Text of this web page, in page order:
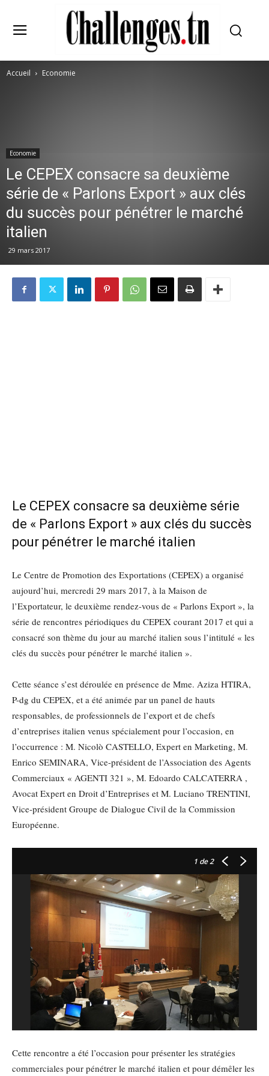
Accueil Economie
Economie
Le CEPEX consacre sa deuxième
série de « Parlons Export » aux clés
du succès pour pénétrer le marché
italien
29 mars 2017
Le CEPEX consacre sa deuxième série
de « Parlons Export » aux clés du succès
pour pénétrer le marché italien
Le Centre de Promotion des Exportations (CEPEX) a organisé
aujourd’hui, mercredi 29 mars 2017, à la Maison de
l’Exportateur, le deuxième rendez-vous de « Parlons Export », la
série de rencontres périodiques du CEPEX courant 2017 et qui a
consacré son thème du jour au marché italien sous l’intitulé « les
clés du succès pour pénétrer le marché italien ».
Cette séance s’est déroulée en présence de Mme. Aziza HTIRA,
P-dg du CEPEX, et a été animée par un panel de hauts
responsables, de professionnels de l’export et de chefs
d’entreprises italien venus spécialement pour l’occasion, en
l’occurrence : M. Nicolò CASTELLO, Expert en Marketing, M.
Enrico SEMINARA, Vice-président de l’Association des Agents
Commerciaux « AGENTI 321 », M. Edoardo CALCATERRA ,
Avocat Expert en Droit d’Entreprises et M. Luciano TRENTINI,
Vice-président Groupe de Dialogue Civil de la Commission
Européenne.
1 de 2
Cette rencontre a été l’occasion pour présenter les stratégies
commerciales pour pénétrer le marché italien et pour démêler les